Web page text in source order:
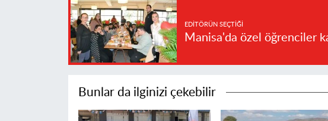
EDITÖRÜN SEÇTIĞI
Manisa'da özel öğrenciler
Bunlar da ilginizi çekebilir